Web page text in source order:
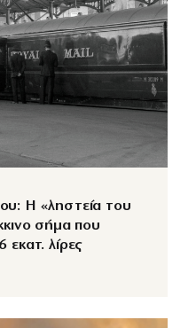
Η «ληστεία του
σήμα που
λίρες